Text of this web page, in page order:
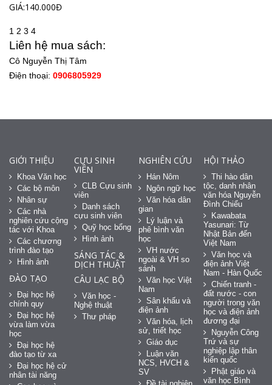
GIÁ:140.000Đ
1 2 3 4
Liên hệ mua sách:
Cô Nguyễn Thị Tâm
Điện thoại: 0906805929
GIỚI THIỆU
Khoa Văn học
Các bộ môn
Nhân sự
Các nhà
nghiên cứu cộng
tác với Khoa
Các chương
trình đào tạo
Hình ảnh
ĐÀO TẠO
Đại học hệ
chính quy
Đại học hệ
vừa làm vừa
học
Đại học hệ
đào tạo từ xa
Đại học hệ cử
nhân tài năng
CỰU SINH
VIÊN
CLB Cựu sinh
viên
Danh sách
cựu sinh viên
Quỹ học bổng
Hình ảnh
SÁNG TÁC &
DỊCH THUẬT
CÂU LẠC BỘ
Văn học -
Nghệ thuật
Thư pháp
NGHIÊN CỨU
Hán Nôm
Ngôn ngữ học
Văn hóa dân
gian
Lý luận và
phê bình văn
học
VH nước
ngoài & VH so
sánh
Văn học Việt
Nam
Sân khấu và
điện ảnh
Văn hóa, lịch
sử, triết học
Giáo dục
Luận văn
NCS, HVCH &
SV
HỘI THẢO
Thi hào dân
tộc, danh nhân
văn hóa Nguyễn
Đình Chiểu
Kawabata
Yasunari: Từ
Nhật Bản đến
Việt Nam
Văn học và
điện ảnh Việt
Nam - Hàn Quốc
Chiến tranh -
đất nước - con
người trong văn
học và điện ảnh
đương đại
Nguyễn Công
Trứ và sự
nghiệp lập thân
kiến quốc
Phật giáo và
văn học Bình